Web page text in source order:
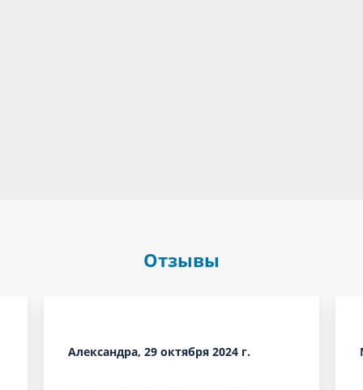
Отзывы
Александра, 29 октября 2024 г.